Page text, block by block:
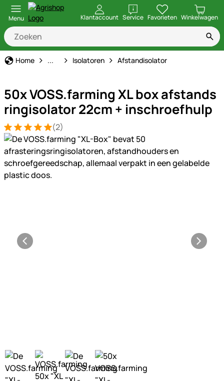
Menu Klantaccount ServiceopenenFavorieten Winkelwagen
Home Schrikdraad
... Isolatoren Afstandisolator
50x VOSS.farming XL box afstands
ringisolator 22cm + inschroefhulp
Beoordeling: 5 van 5 (2 beoordelingen)
2 Bewertungen
(2)
Productgalerij